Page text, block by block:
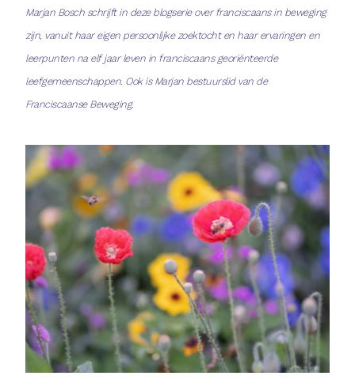
Marjan Bosch schrijft in deze blogserie over franciscaans in beweging
zijn, vanuit haar eigen persoonlijke zoektocht en haar ervaringen en
leerpunten na elf jaar leven in franciscaans georiënteerde
leefgemeenschappen. Ook is Marjan bestuurslid van de
Franciscaanse Beweging.